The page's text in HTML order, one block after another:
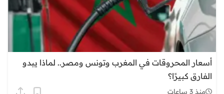
أسعار المحروقات في المغرب وتونس ومصر.. لماذا يبدو
الفارق كبيرًا؟
منذ 3 ساعات